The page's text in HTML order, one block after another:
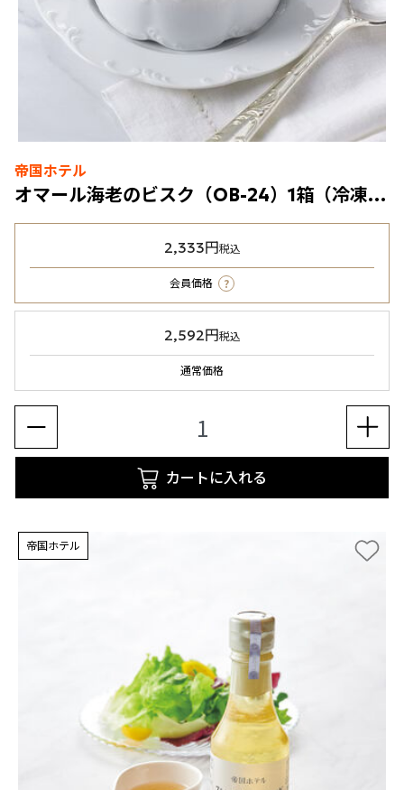
帝国ホテル
オマール海老のビスク（OB-24）1箱（冷凍食品）
2,333円税込
会員価格 ?
2,592円税込
通常価格
カートに入れる
帝国ホテル